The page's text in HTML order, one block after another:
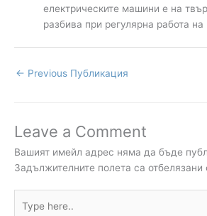
електрическите машини е на
разбива при регулярна работа
← Previous Публикация
Leave a Comment
Вашият имейл адрес няма да бъде
Задължителните полета са отбелязани
here..